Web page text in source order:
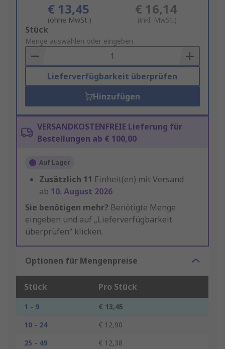
€ 13,45
(ohne MwSt.)
€ 16,14
(inkl. MwSt.)
Add
to
Basket
Stück
Menge auswählen oder eingeben
Lieferverfügbarkeit überprüfen
Hinzufügen
VERSANDKOSTENFREIE Lieferung für
Bestellungen ab € 100,00
Auf Lager
Zusätzlich 11 Einheit(en) mit Versand
ab 10. August 2026
Sie benötigen mehr? Benötigte Menge
eingeben und auf „Lieferverfügbarkeit
überprüfen“ klicken.
Optionen für Mengenpreise
Stück Pro Stück
1 - 9
€ 13,45
10 - 24
€ 12,90
25 - 49
€ 12,38